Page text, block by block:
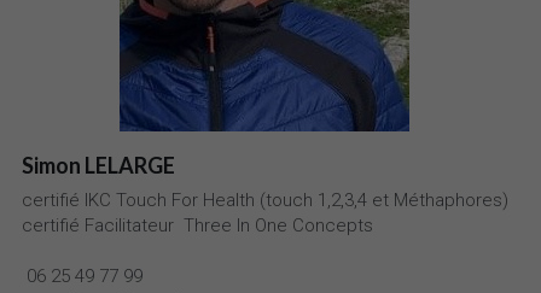
Simon LELARGE
certifié IKC Touch For Health (touch 1,2,3,4 et Méthaphores)
certifié Facilitateur Three In One Concepts
06 25 49 77 99